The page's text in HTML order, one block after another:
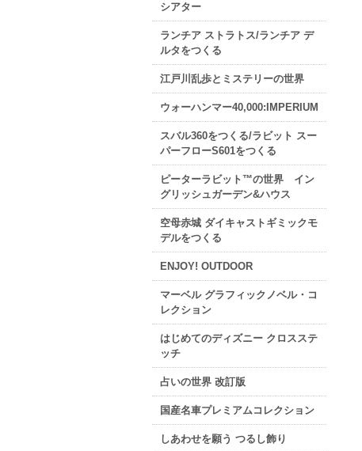
シアター
ランチア ストラトス/ランチア デ
ルタをつくる
江戸川乱歩とミステリーの世界
ウォーハンマー40,000:IMPERIUM
スバル360をつくる/ラビット スー
パーフローS601をつくる
ピーターラビット™の世界 イン
グリッシュガーデン&ハウス
空母赤城 ダイキャストギミックモ
デルをつくる
ENJOY! OUTDOOR
マーベル グラフィックノベル・コ
レクション
はじめてのディズニー クロスステ
ッチ
占いの世界 改訂版
国産名車プレミアムコレクション
しあわせを願う つるし飾り